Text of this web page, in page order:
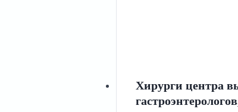
Хирурги центра